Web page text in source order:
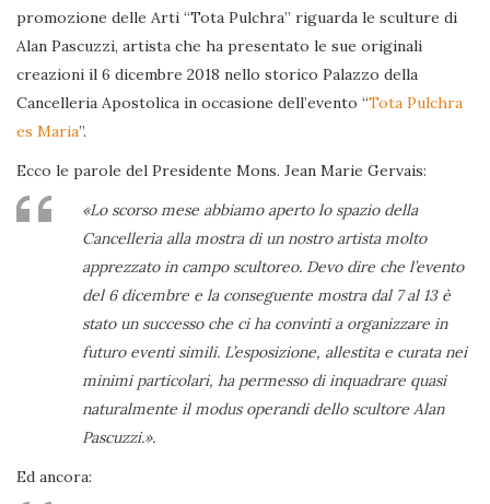
promozione delle Arti “Tota Pulchra” riguarda le sculture di
Alan Pascuzzi, artista che ha presentato le sue originali
creazioni il 6 dicembre 2018 nello storico Palazzo della
Cancelleria Apostolica in occasione dell’evento “Tota Pulchra
es Maria”.
Ecco le parole del Presidente Mons. Jean Marie Gervais:
«Lo scorso mese abbiamo aperto lo spazio della
Cancelleria alla mostra di un nostro artista molto
apprezzato in campo scultoreo. Devo dire che l’evento
del 6 dicembre e la conseguente mostra dal 7 al 13 è
stato un successo che ci ha convinti a organizzare in
futuro eventi simili. L’esposizione, allestita e curata nei
minimi particolari, ha permesso di inquadrare quasi
naturalmente il modus operandi dello scultore Alan
Pascuzzi.».
Ed ancora: